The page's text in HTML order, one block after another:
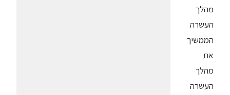
מהלך
העשרה
הממשיך
את
מהלך
העשרה